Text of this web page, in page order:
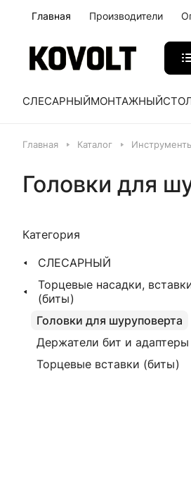
Главная Производители
СЛЕСАРНЫЙМОНТАЖНЫЙ
Главная Каталог
Головки для
Категория
СЛЕСАРНЫЙ
Торцевые насадки,
(биты)
Головки для шуруповерта
Держатели бит и адаптеры
Торцевые вставки (биты)